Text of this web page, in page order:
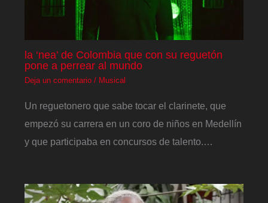
la ‘nea’ de Colombia que con su reguetón
pone a perrear al mundo
Deja un comentario / Musical
Un reguetonero que sabe tocar el clarinete, que
empezó su carrera en un coro de niños en Medellín
y que participaba en concursos de talento.…